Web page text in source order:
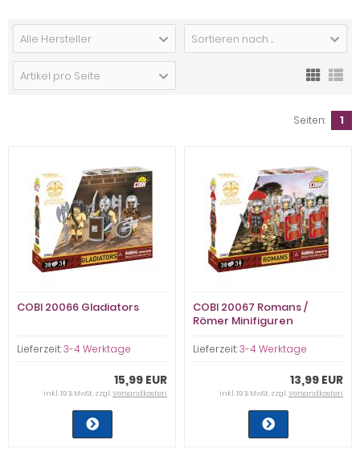
Alle Hersteller Sortieren nach ...
Artikel pro Seite
Seiten: 1
COBI 20066 Gladiators
Lieferzeit:3-4 Werktage
15,99 EUR
inkl. 19 % MwSt. zzgl.Versandkosten
COBI 20067 Romans /
Römer Minifiguren
Lieferzeit:3-4 Werktage
13,99 EUR
inkl. 19 % MwSt. zzgl.Versandkosten